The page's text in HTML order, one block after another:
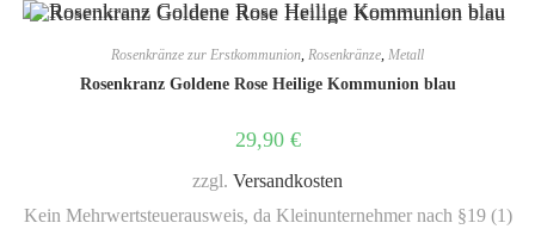
Rosenkränze zur Erstkommunion, Rosenkränze, Metall
Rosenkranz Goldene Rose Heilige Kommunion blau
29,90 €
zzgl. Versandkosten
Kein Mehrwertsteuerausweis, da Kleinunternehmer nach §19 (1)